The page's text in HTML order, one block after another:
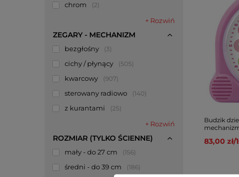
chrom 2
+ Rozwiń
ZEGARY - MECHANIZM
bezgłośny 3
cichy / płynący 505
kwarcowy 907
sterowany radiowo 140
z kurantami 25
+ Rozwiń
ROZMIAR (TYLKO ŚCIENNE)
mały - do 27 cm 156
średni - do 39 cm 186
Budzik
83,00 zł/1